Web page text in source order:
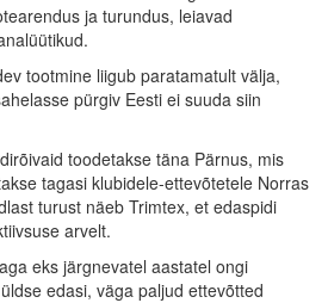
ja turundus, leiavad
tootmine liigub paratamatult välja,
pürgiv Eesti ei suuda siin
toodetakse täna Pärnus, mis
tagasi klubidele-ettevõtetele Norras
turust näeb Trimtex, et edaspidi
arvelt.
eks järgnevatel aastatel ongi
edasi, väga paljud ettevõtted